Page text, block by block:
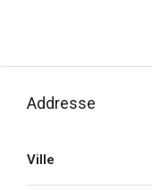
Addresse
Ville